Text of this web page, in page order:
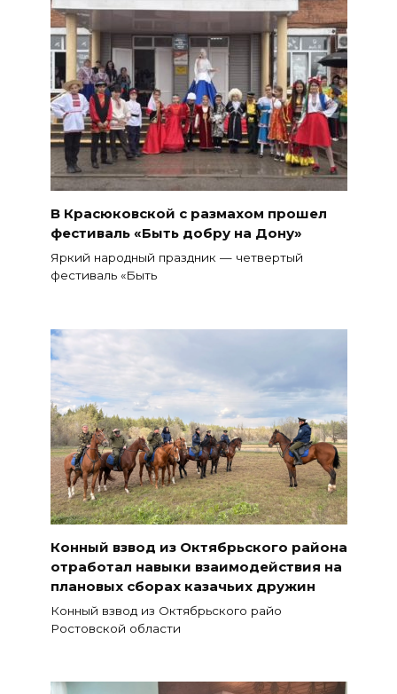
В Красюковской с размахом прошел
фестиваль «Быть добру на Дону»
Яркий народный праздник — четвертый
фестиваль «Быть
Конный взвод из Октябрьского района
отработал навыки взаимодействия на
плановых сборах казачьих дружин
Конный взвод из Октябрьского райо
Ростовской области